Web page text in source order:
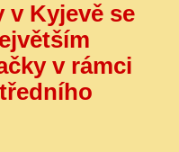
v Kyjevě se
v rámci